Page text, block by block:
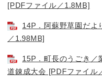
[PDFファイル／1.8MB]
14P．阿蘇野草園だよ
／1.98MB]
15P．町長のうごき／
道錬成大会 [PDFファイル